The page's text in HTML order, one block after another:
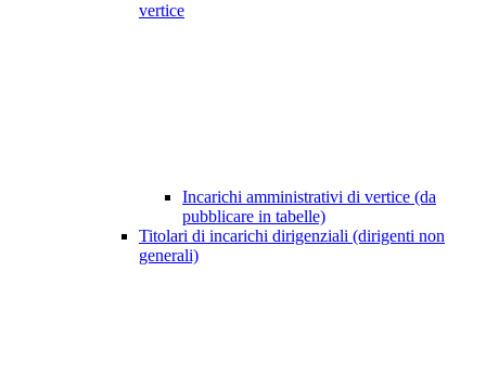
vertice
Incarichi amministrativi di vertice (da
pubblicare in tabelle)
Titolari di incarichi dirigenziali (dirigenti non
generali)